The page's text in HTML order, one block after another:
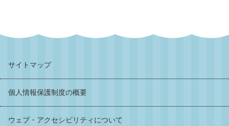
サイトマップ
個人情報保護制度の概要
ウェブ・アクセシビリティについて